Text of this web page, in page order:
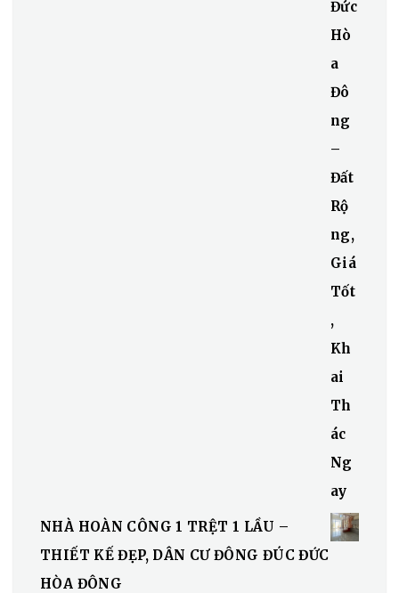
NHÀ HOÀN CÔNG 1 TRỆT 1 LẦU –
THIẾT KẾ ĐẸP, DÂN CƯ ĐÔNG ĐÚC ĐỨC
HÒA ĐÔNG